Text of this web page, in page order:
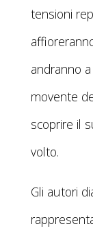
tensioni
andranno
movente
scoprire il
volto.
Gli autori